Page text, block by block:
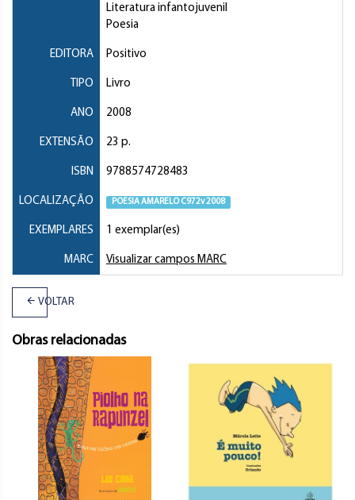
Literatura infantojuvenil
Poesia
EDITORA Positivo
TIPO Livro
ANO 2008
EXTENSÃO 23 p.
ISBN 9788574728483
LOCALIZAÇÃO POESIA AMARELO C972v 2008
EXEMPLARES 1 exemplar(es)
MARC Visualizar campos MARC
VOLTAR
Obras relacionadas